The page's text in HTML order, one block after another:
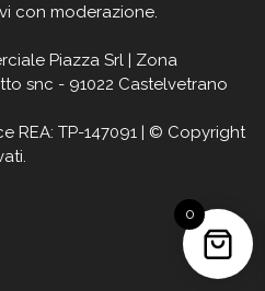
con moderazione.
Piazza Srl | Zona
snc - 91022 Castelvetrano
REA: TP-147091 | © Copyright
0